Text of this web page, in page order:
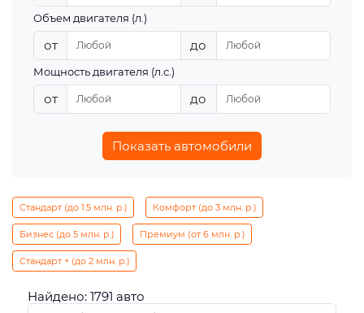
Объем двигателя (л.)
от до
Мощность двигателя (л.с.)
от до
Показать автомобили
Стандарт (до 1.5 млн. р.) Комфорт (до 3 млн. р.)
Бизнес (до 5 млн. р.) Премиум (от 6 млн. р.)
Стандарт + (до 2 млн. р.)
Найдено: 1791 авто